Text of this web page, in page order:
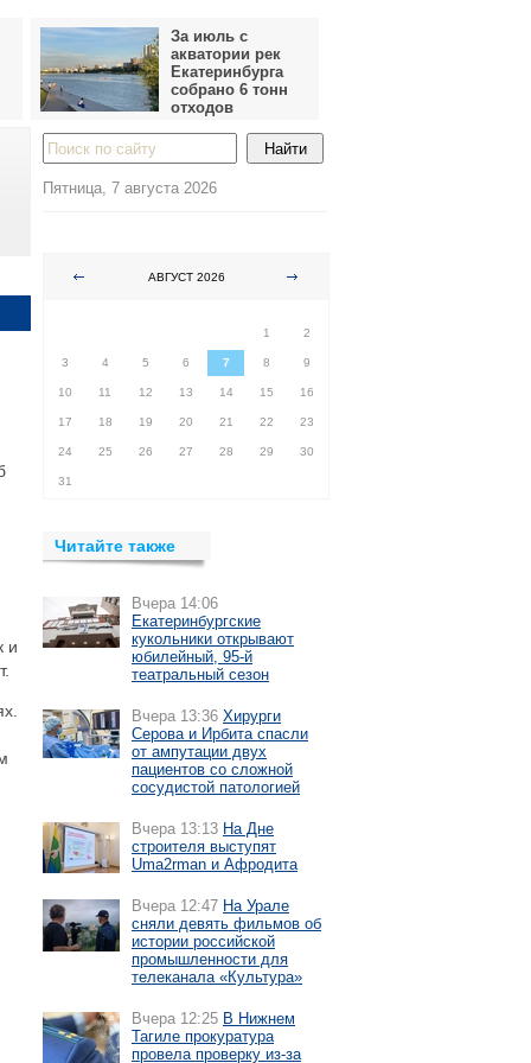
За июль с
акватории рек
Екатеринбурга
собрано 6 тонн
отходов
и
Пятница, 7 августа 2026
АВГУСТ 2026
1
2
3 4 5 6 7 8 9
10 11 12 13 14 15 16
17 18 19 20 21 22 23
24 25 26 27 28 29 30
31
Читайте также
Вчера 14:06
Екатеринбургские
кукольники открывают
юбилейный, 95-й
театральный сезон
Вчера 13:36 Хирурги
Серова и Ирбита спасли
от ампутации двух
пациентов со сложной
сосудистой патологией
Вчера 13:13 На Дне
строителя выступят
Uma2rman и Афродита
Вчера 12:47 На Урале
сняли девять фильмов об
истории российской
промышленности для
телеканала «Культура»
Вчера 12:25 В Нижнем
Тагиле прокуратура
провела проверку из-за